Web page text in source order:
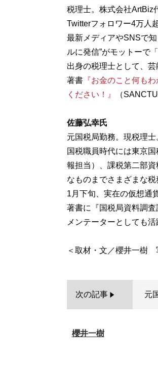
税理士。株式会社ArtBiz
Twitterフォロワー4万人
最新メディアやSNSで
ルに発信”がモットーで
出身の税理士として、
著書『お金のこと何も
ください！』
（
佐藤弘幸氏
元国税局勤務。現税理士
国税職員時代には東京
報担当）、課税第二部
なものまでさまざまな税
1月下旬、実在の仮想通
著書に『国税局資料調
メンテーターとしても活
次の記事 元
櫻井一樹